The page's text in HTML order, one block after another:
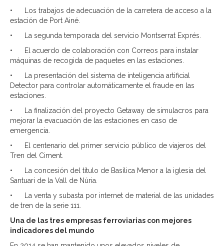
• Los trabajos de adecuación de la carretera de acceso a la
estación de Port Ainé.
• La segunda temporada del servicio Montserrat Exprés.
• El acuerdo de colaboración con Correos para instalar
máquinas de recogida de paquetes en las estaciones.
• La presentación del sistema de inteligencia artificial
Detector para controlar automáticamente el fraude en las
estaciones.
• La finalización del proyecto Getaway de simulacros para
mejorar la evacuación de las estaciones en caso de
emergencia.
• El centenario del primer servicio público de viajeros del
Tren del Ciment.
• La concesión del título de Basílica Menor a la iglesia del
Santuari de la Vall de Núria.
• La venta y subasta por internet de material de las unidades
de tren de la serie 111.
Una de las tres empresas ferroviarias con mejores
indicadores del mundo